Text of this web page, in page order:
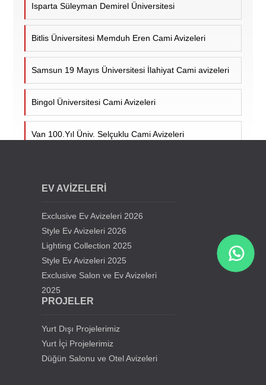
Isparta Süleyman Demirel Üniversitesi
Bitlis Üniversitesi Memduh Eren Cami Avizeleri
Samsun 19 Mayıs Üniversitesi İlahiyat Cami avizeleri
Bingol Üniversitesi Cami Avizeleri
Van 100.Yıl Üniv. Selçuklu Cami Avizeleri
Kıbrıs Lefkoşa Hala Sultan Cami Avizeleri
Samsun Gürbüz Cami Avize Projesi
İstanbul Beylikdüzü Mevlana Cami Avize Projesi
Kahramanmaraş Medine Cami Avizesi
Mersin Mezitli Cami Avize Projesi
EV AVİZELERİ
Exclusive Ev Avizeleri 2026
Style Ev Avizeleri 2026
Lighting Collection 2025
Style Ev Avizeleri 2025
Exclusive Salon ve Ev Avizeleri
2025
PROJELER
Yurt Dışı Projelerimiz
Yurt İçi Projelerimiz
Düğün Salonu ve Otel Avizeleri